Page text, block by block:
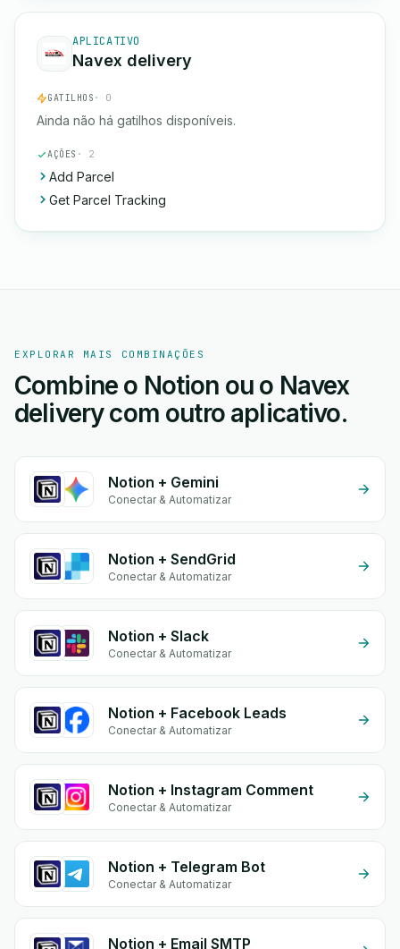
APLICATIVO
Navex delivery
GATILHOS · 0
Ainda não há gatilhos disponíveis.
AÇÕES · 2
Add Parcel
Get Parcel Tracking
EXPLORAR MAIS COMBINAÇÕES
Combine o Notion ou o Navex
delivery com outro aplicativo.
Notion + Gemini
Conectar & Automatizar
Notion + SendGrid
Conectar & Automatizar
Notion + Slack
Conectar & Automatizar
Notion + Facebook Leads
Conectar & Automatizar
Notion + Instagram Comment
Conectar & Automatizar
Notion + Telegram Bot
Conectar & Automatizar
Notion + Email SMTP